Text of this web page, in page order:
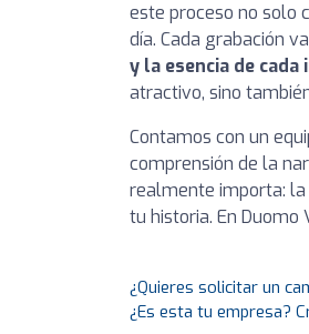
este proceso no solo
día. Cada grabación
y la esencia de
atractivo, sino
Contamos con un
comprensión de la
realmente importa: la
tu historia. En
¿Quieres solicitar un
¿Es esta tu empresa?